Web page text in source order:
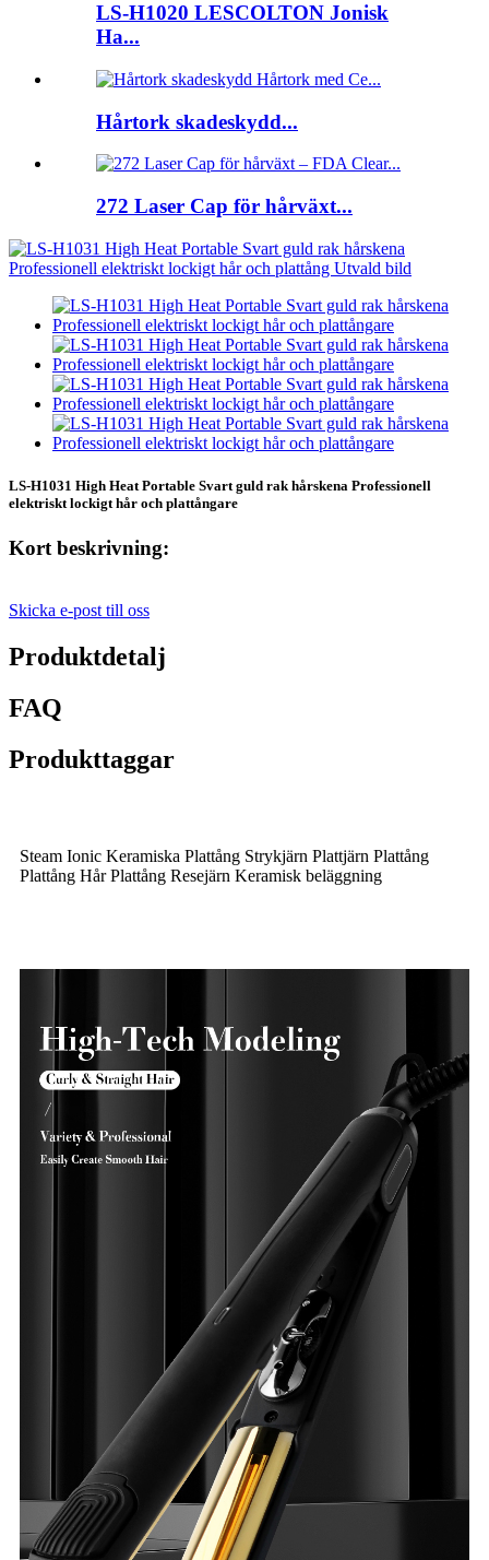
LS-H1020 LESCOLTON Jonisk
Ha...
Hårtork skadeskydd...
272 Laser Cap för hårväxt...
LS-H1031 High Heat Portable Svart guld rak hårskena Professionell
elektriskt lockigt hår och plattångare
Kort beskrivning:
Skicka e-post till oss
Produktdetalj
FAQ
Produkttaggar
Steam Ionic Keramiska Plattång Strykjärn Plattjärn Plattång
Plattång Hår Plattång Resejärn Keramisk beläggning